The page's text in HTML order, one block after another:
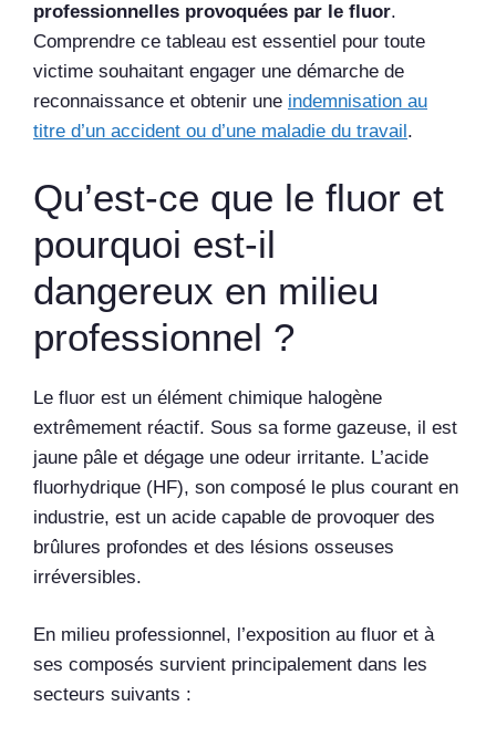
professionnelles provoquées par le fluor.
Comprendre ce tableau est essentiel pour toute
victime souhaitant engager une démarche de
reconnaissance et obtenir une indemnisation au
titre d’un accident ou d’une maladie du travail.
Qu’est-ce que le fluor et
pourquoi est-il
dangereux en milieu
professionnel ?
Le fluor est un élément chimique halogène
extrêmement réactif. Sous sa forme gazeuse, il est
jaune pâle et dégage une odeur irritante. L’acide
fluorhydrique (HF), son composé le plus courant en
industrie, est un acide capable de provoquer des
brûlures profondes et des lésions osseuses
irréversibles.
En milieu professionnel, l’exposition au fluor et à
ses composés survient principalement dans les
secteurs suivants :